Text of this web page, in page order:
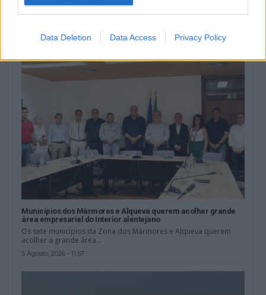
Data Deletion Data Access Privacy Policy
Alentejo
A Zona dos Mármores e Alqueva «tem todas as condições para
5 Agosto, 2026 - 17:10
Municípios dos Mármores e Alqueva querem acolher grande
área empresarial do Interior alentejano
Os sete municípios da Zona dos Mármores e Alqueva querem
acolher a grande área...
5 Agosto, 2026 - 11:57